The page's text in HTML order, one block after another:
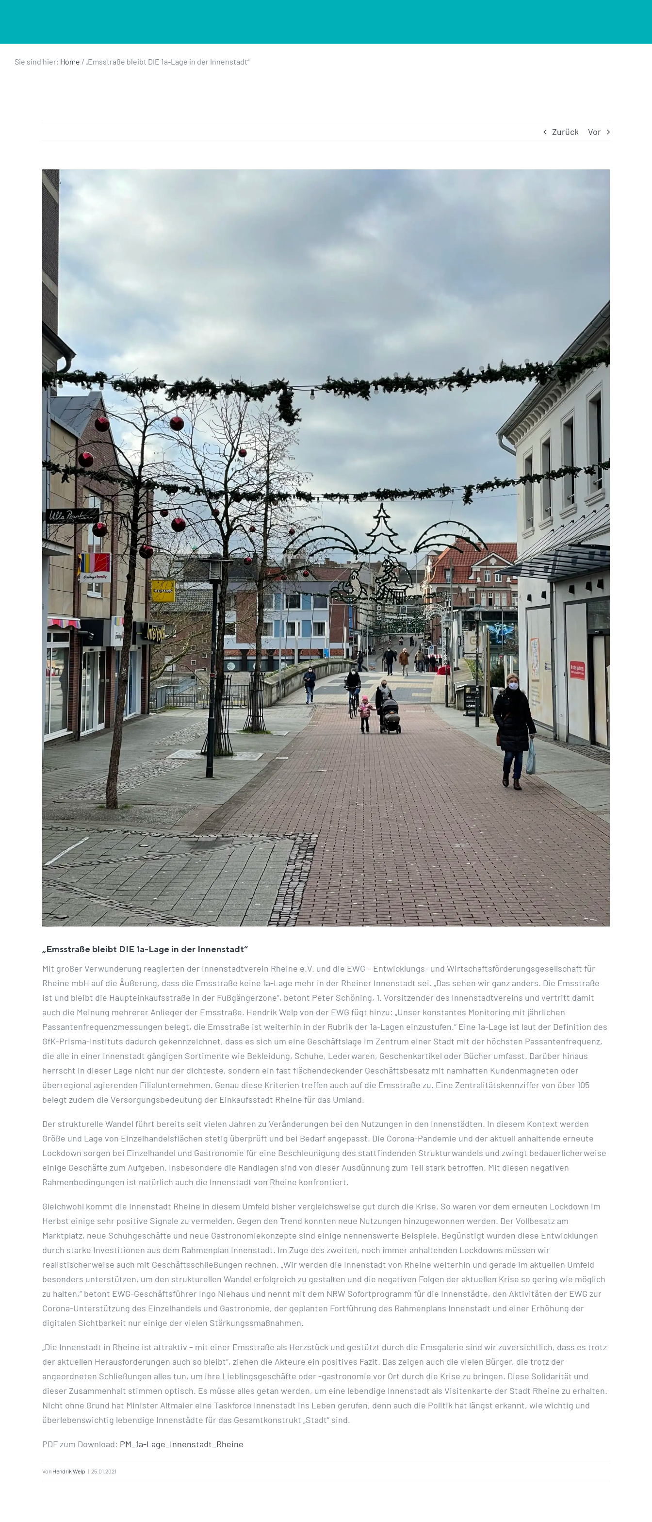
Sie sind hier: Home / „Emsstraße bleibt DIE 1a-Lage in der Innenstadt“
Zurück Vor
Zeige
grösseres
Bild
„Emsstraße bleibt DIE 1a-Lage in der Innenstadt“
Mit großer Verwunderung reagierten der Innenstadtverein Rheine e.V. und die EWG – Entwicklungs- und Wirtschaftsförderungsgesellschaft für
Rheine mbH auf die Äußerung, dass die Emsstraße keine 1a-Lage mehr in der Rheiner Innenstadt sei. „Das sehen wir ganz anders. Die Emsstraße
ist und bleibt die Haupteinkaufsstraße in der Fußgängerzone“, betont Peter Schöning, 1. Vorsitzender des Innenstadtvereins und vertritt damit
auch die Meinung mehrerer Anlieger der Emsstraße. Hendrik Welp von der EWG fügt hinzu: „Unser konstantes Monitoring mit jährlichen
Passantenfrequenzmessungen belegt, die Emsstraße ist weiterhin in der Rubrik der 1a-Lagen einzustufen.“ Eine 1a-Lage ist laut der Definition des
GfK-Prisma-Instituts dadurch gekennzeichnet, dass es sich um eine Geschäftslage im Zentrum einer Stadt mit der höchsten Passantenfrequenz,
die alle in einer Innenstadt gängigen Sortimente wie Bekleidung, Schuhe, Lederwaren, Geschenkartikel oder Bücher umfasst. Darüber hinaus
herrscht in dieser Lage nicht nur der dichteste, sondern ein fast flächendeckender Geschäftsbesatz mit namhaften Kundenmagneten oder
überregional agierenden Filialunternehmen. Genau diese Kriterien treffen auch auf die Emsstraße zu. Eine Zentralitätskennziffer von über 105
belegt zudem die Versorgungsbedeutung der Einkaufsstadt Rheine für das Umland.
Der strukturelle Wandel führt bereits seit vielen Jahren zu Veränderungen bei den Nutzungen in den Innenstädten. In diesem Kontext werden
Größe und Lage von Einzelhandelsflächen stetig überprüft und bei Bedarf angepasst. Die Corona-Pandemie und der aktuell anhaltende erneute
Lockdown sorgen bei Einzelhandel und Gastronomie für eine Beschleunigung des stattfindenden Strukturwandels und zwingt bedauerlicherweise
einige Geschäfte zum Aufgeben. Insbesondere die Randlagen sind von dieser Ausdünnung zum Teil stark betroffen. Mit diesen negativen
Rahmenbedingungen ist natürlich auch die Innenstadt von Rheine konfrontiert.
Gleichwohl kommt die Innenstadt Rheine in diesem Umfeld bisher vergleichsweise gut durch die Krise. So waren vor dem erneuten Lockdown im
Herbst einige sehr positive Signale zu vermelden. Gegen den Trend konnten neue Nutzungen hinzugewonnen werden. Der Vollbesatz am
Marktplatz, neue Schuhgeschäfte und neue Gastronomiekonzepte sind einige nennenswerte Beispiele. Begünstigt wurden diese Entwicklungen
durch starke Investitionen aus dem Rahmenplan Innenstadt. Im Zuge des zweiten, noch immer anhaltenden Lockdowns müssen wir
realistischerweise auch mit Geschäftsschließungen rechnen. „Wir werden die Innenstadt von Rheine weiterhin und gerade im aktuellen Umfeld
besonders unterstützen, um den strukturellen Wandel erfolgreich zu gestalten und die negativen Folgen der aktuellen Krise so gering wie möglich
zu halten,“ betont EWG-Geschäftsführer Ingo Niehaus und nennt mit dem NRW Sofortprogramm für die Innenstädte, den Aktivitäten der EWG zur
Corona-Unterstützung des Einzelhandels und Gastronomie, der geplanten Fortführung des Rahmenplans Innenstadt und einer Erhöhung der
digitalen Sichtbarkeit nur einige der vielen Stärkungssmaßnahmen.
„Die Innenstadt in Rheine ist attraktiv – mit einer Emsstraße als Herzstück und gestützt durch die Emsgalerie sind wir zuversichtlich, dass es trotz
der aktuellen Herausforderungen auch so bleibt“, ziehen die Akteure ein positives Fazit. Das zeigen auch die vielen Bürger, die trotz der
angeordneten Schließungen alles tun, um ihre Lieblingsgeschäfte oder -gastronomie vor Ort durch die Krise zu bringen. Diese Solidarität und
dieser Zusammenhalt stimmen optisch. Es müsse alles getan werden, um eine lebendige Innenstadt als Visitenkarte der Stadt Rheine zu erhalten.
Nicht ohne Grund hat Minister Altmaier eine Taskforce Innenstadt ins Leben gerufen, denn auch die Politik hat längst erkannt, wie wichtig und
überlebenswichtig lebendige Innenstädte für das Gesamtkonstrukt „Stadt“ sind.
PDF zum Download: PM_1a-Lage_Innenstadt_Rheine
Von Hendrik Welp | 25.01.2021